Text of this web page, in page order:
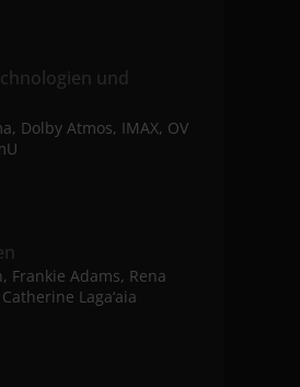
und
Dolby Atmos, IMAX, OV
Frankie Adams, Rena
Laga‘aia